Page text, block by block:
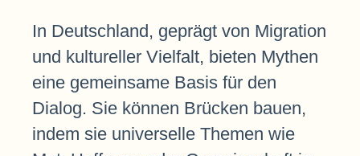
In Deutschland, geprägt von Migration
und kultureller Vielfalt, bieten Mythen
eine gemeinsame Basis für den
Dialog. Sie können Brücken bauen,
indem sie universelle Themen wie